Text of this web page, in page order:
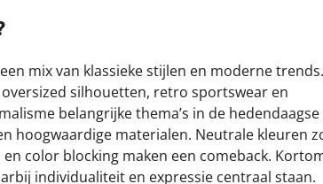
mix van klassieke stijlen en moderne trends.
oversized silhouetten, retro sportswear en
belangrijke thema’s in de hedendaagse
hoogwaardige materialen. Neutrale kleuren
color blocking maken een comeback.
individualiteit en expressie centraal staan.